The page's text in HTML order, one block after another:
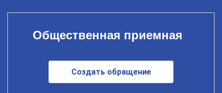
Общественная приемная
Создать обращение